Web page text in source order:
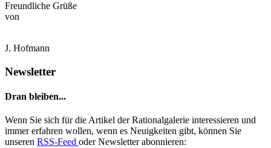
Freundliche Grüße
von
J. Hofmann
Newsletter
Dran bleiben...
Wenn Sie sich für die Artikel der Rationalgalerie interessieren und
immer erfahren wollen, wenn es Neuigkeiten gibt, können Sie
unseren RSS-Feed oder Newsletter abonnieren: